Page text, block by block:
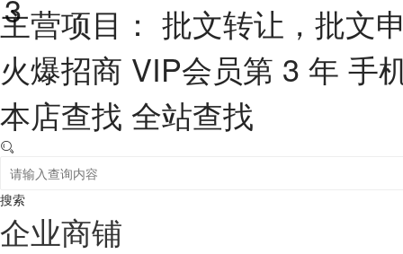
主营项目： 批文转让，批文
火爆招商 VIP会员第 3 年 手
本店查找 全站查找
搜索
企业商铺